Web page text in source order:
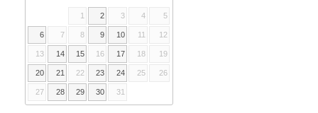
1 2 3 4 5
6 7 8 9 10 11 12
13 14 15 16 17 18 19
20 21 22 23 24 25 26
27 28 29 30 31